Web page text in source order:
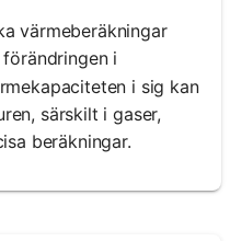
värmeberäkningar
i
i sig kan
särskilt i gaser,
beräkningar.